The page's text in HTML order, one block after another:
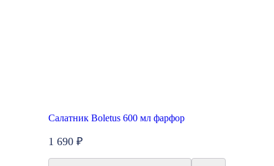
Салатник Boletus 600 мл фарфор
1 690 ₽